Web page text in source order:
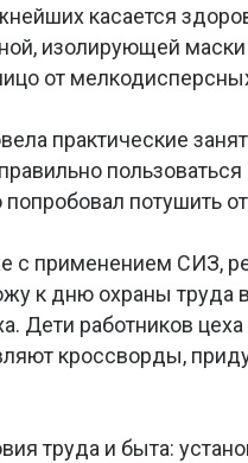
касается
изолирующей
от
практические
потушить
с применением СИЗ,
к дню охраны труда
Дети работников
кроссворды,
труда и быта: